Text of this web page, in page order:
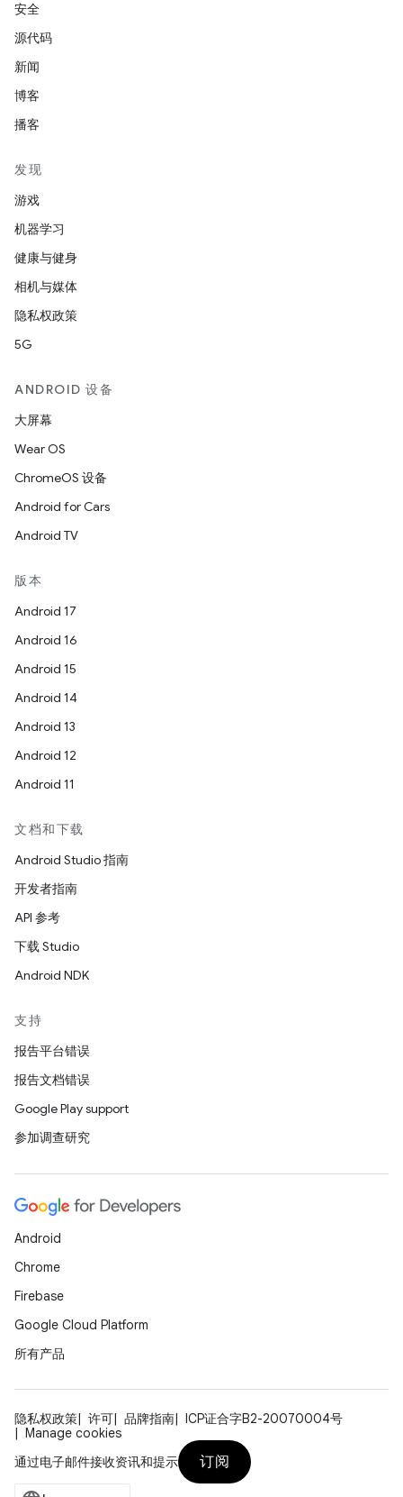
安全
源代码
新闻
博客
播客
发现
游戏
机器学习
健康与健身
相机与媒体
隐私权政策
5G
ANDROID 设备
大屏幕
Wear OS
ChromeOS 设备
Android for Cars
Android TV
版本
Android 17
Android 16
Android 15
Android 14
Android 13
Android 12
Android 11
文档和下载
Android Studio 指南
开发者指南
API 参考
下载 Studio
Android NDK
支持
报告平台错误
报告文档错误
Google Play support
参加调查研究
Android
Chrome
Firebase
Google Cloud Platform
所有产品
隐私权政策 许可 品牌指南
ICP证合字B2-20070004号
Manage cookies
通过电子邮件接收资讯和提示
订阅